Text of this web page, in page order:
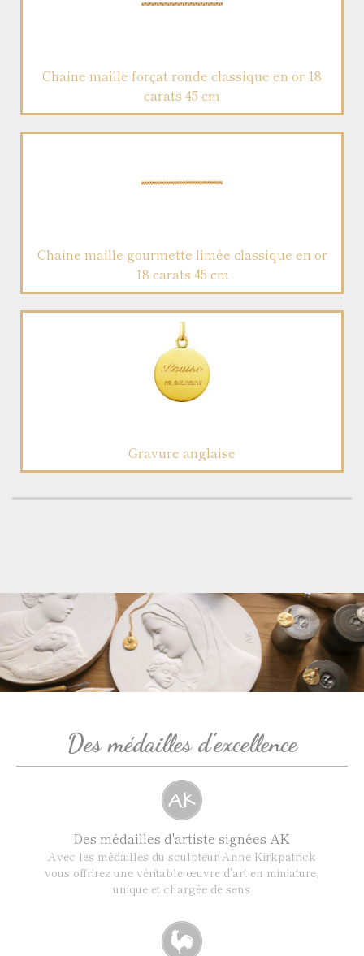
Chaine maille forçat ronde classique en or 18
carats 45 cm
Chaine maille gourmette limée classique en or
18 carats 45 cm
Gravure anglaise
Des médailles d'excellence
Des médailles d'artiste signées AK
Avec les médailles du sculpteur Anne Kirkpatrick
vous offrirez une véritable œuvre d’art en miniature,
unique et chargée de sens